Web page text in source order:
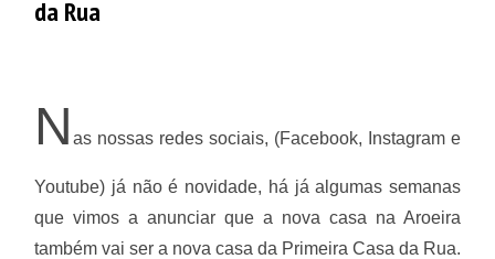
da Rua
N as nossas redes sociais, (Facebook, Instagram e
Youtube) já não é novidade, há já algumas semanas
que vimos a anunciar que a nova casa na Aroeira
também vai ser a nova casa da Primeira Casa da Rua.